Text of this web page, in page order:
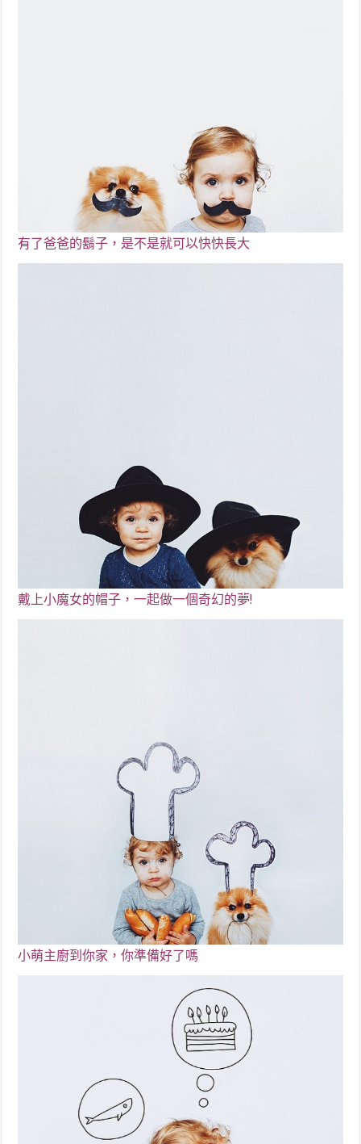
有了爸爸的鬍子，是不是就可以快快長大
戴上小魔女的帽子，一起做一個奇幻的夢!
小萌主廚到你家，你準備好了嗎